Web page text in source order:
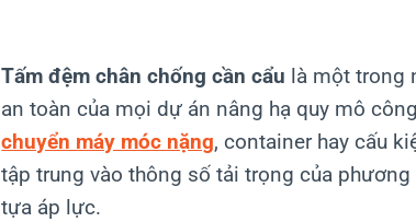
Tấm đệm chân chống cần cẩu là một trong
an toàn của mọi dự án nâng hạ quy mô
chuyển máy móc nặng, container hay cấu
tập trung vào thông số tải trọng của
tựa áp lực.